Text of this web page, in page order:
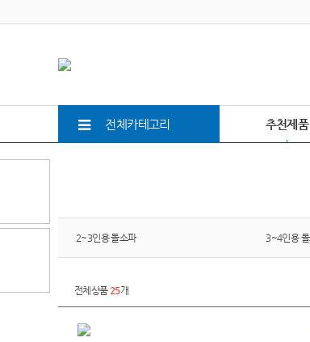
전체카테고리 추천제품
2~3인용 돌소파 3~4인용
전체상품 25개